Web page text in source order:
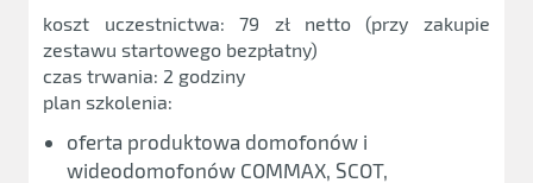
koszt uczestnictwa: 79 zł netto (przy zakupie
zestawu startowego bezpłatny)
czas trwania: 2 godziny
plan szkolenia:
oferta produktowa domofonów i
wideodomofonów COMMAX, SCOT,